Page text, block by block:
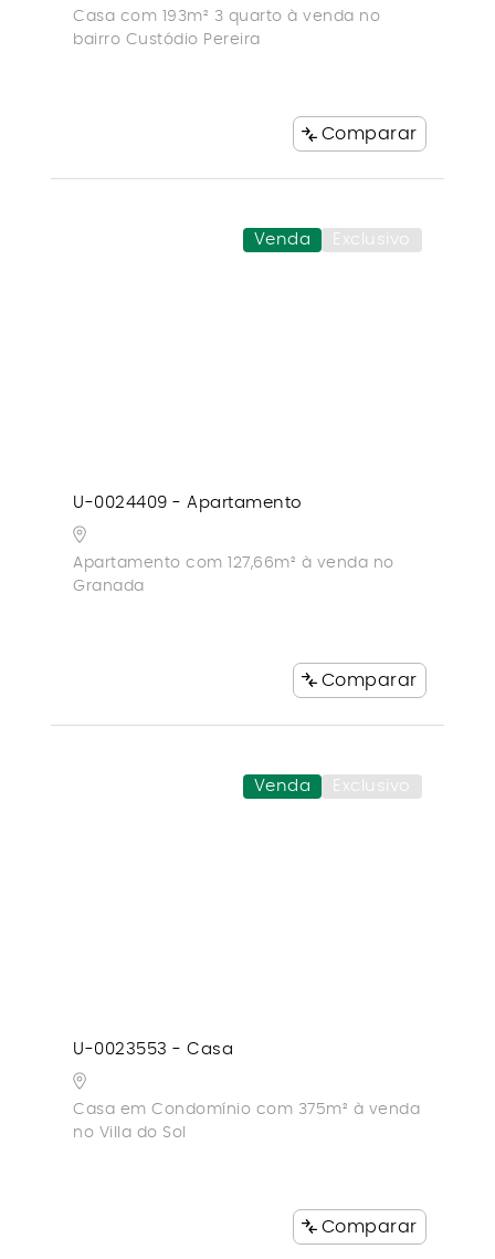
Casa com 193m² 3 quarto à venda no
bairro Custódio Pereira
Comparar
Venda Exclusivo
U-0024409 - Apartamento
Apartamento com 127,66m² à venda no
Granada
Comparar
Venda Exclusivo
U-0023553 - Casa
Casa em Condomínio com 375m² à venda
no Villa do Sol
Comparar